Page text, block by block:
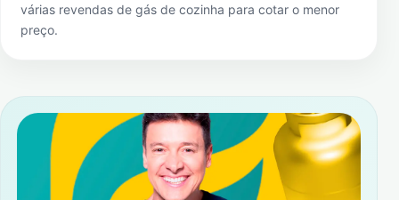
várias revendas de gás de cozinha para cotar o menor
preço.